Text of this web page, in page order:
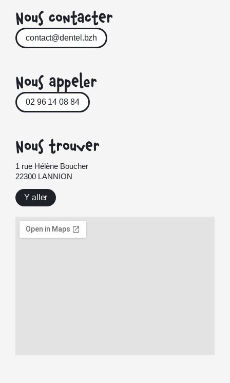
Nous trouver
1 rue Hélène Boucher
22300 LANNION
Y aller
Nous contacter
contact@dentel.bzh
Nous appeler
02 96 14 08 84